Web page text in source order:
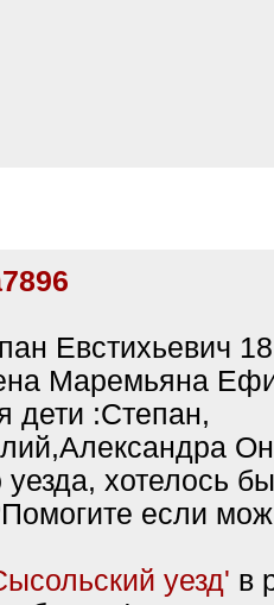
Евстихьевич
Маремьяна
дети :Степан,
хотелось
если
уезд' в